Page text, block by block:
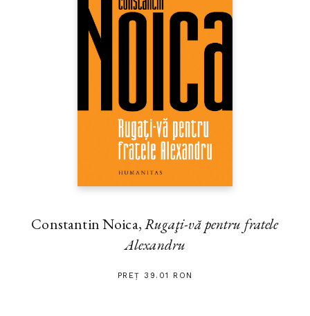
Constantin Noica,Rugaţi-vă pentru fratele
Alexandru
PREȚ 39.01 RON